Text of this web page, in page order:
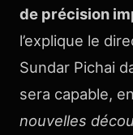
de précision
l’explique le
Sundar Pichai
sera capable,
nouvelles